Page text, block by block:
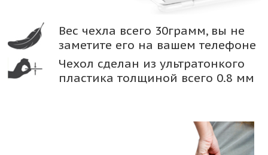
Вес чехла всего 30грамм, вы не
заметите его на вашем телефоне
Чехол сделан из ультратонкого
пластика толщиной всего 0.8 мм